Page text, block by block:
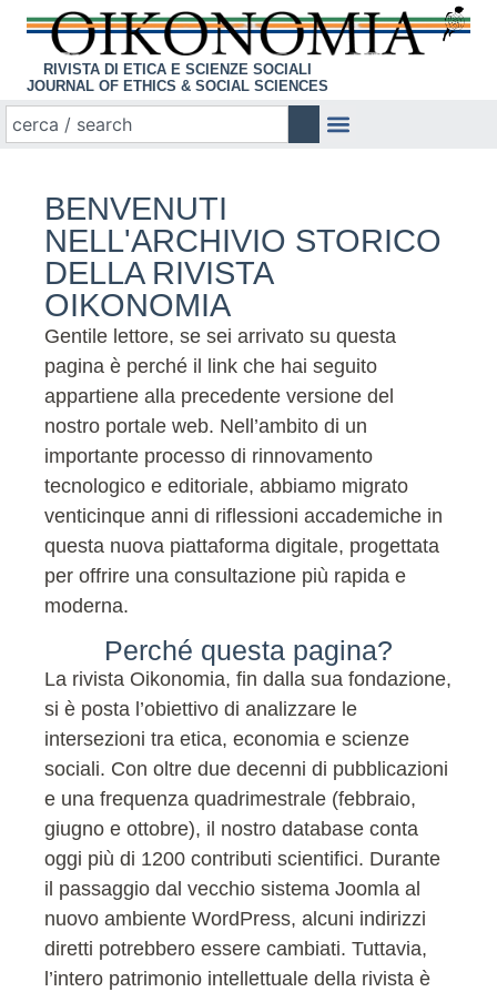
RIVISTA DI ETICA E SCIENZE SOCIALI
JOURNAL OF ETHICS & SOCIAL SCIENCES
BENVENUTI
NELL'ARCHIVIO STORICO
DELLA RIVISTA
OIKONOMIA
Gentile lettore, se sei arrivato su questa
pagina è perché il link che hai seguito
appartiene alla precedente versione del
nostro portale web. Nell’ambito di un
importante processo di rinnovamento
tecnologico e editoriale, abbiamo migrato
venticinque anni di riflessioni accademiche in
questa nuova piattaforma digitale, progettata
per offrire una consultazione più rapida e
moderna.
Perché questa pagina?
La rivista Oikonomia, fin dalla sua fondazione,
si è posta l’obiettivo di analizzare le
intersezioni tra etica, economia e scienze
sociali. Con oltre due decenni di pubblicazioni
e una frequenza quadrimestrale (febbraio,
giugno e ottobre), il nostro database conta
oggi più di 1200 contributi scientifici. Durante
il passaggio dal vecchio sistema Joomla al
nuovo ambiente WordPress, alcuni indirizzi
diretti potrebbero essere cambiati. Tuttavia,
l’intero patrimonio intellettuale della rivista è